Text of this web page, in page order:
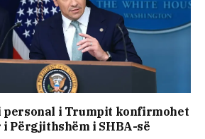
personal i Trumpit konfirmohet
Përgjithshëm i SHBA-së